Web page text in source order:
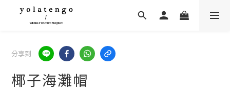
分享到
椰子海灘帽